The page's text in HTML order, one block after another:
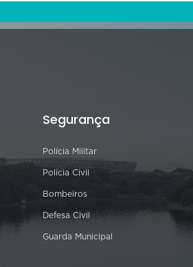
Segurança
Polícia Militar
Polícia Civil
Bombeiros
Defesa Civil
Guarda Municipal